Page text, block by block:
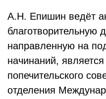
А.Н. Епишин ведёт
благотворительную
направленную на
начинаний,
попечительского
отделения